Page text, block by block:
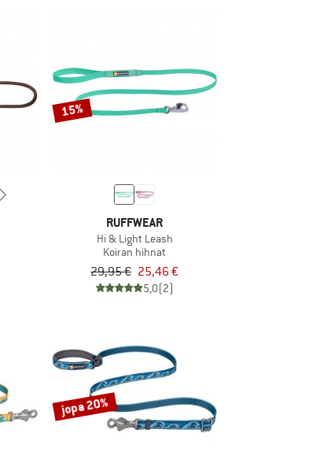
15%
RUFFWEAR
Hi & Light Leash
Koiran hihnat
29,95 € 25,46 €
5,0(2)
jopa 20%